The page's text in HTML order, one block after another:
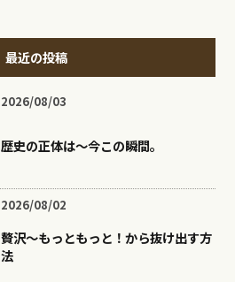
最近の投稿
2026/08/03
歴史の正体は〜今この瞬間。
2026/08/02
贅沢〜もっともっと！から抜け出す方
法